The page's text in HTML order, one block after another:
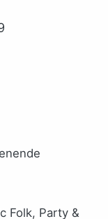
Folk, Party &